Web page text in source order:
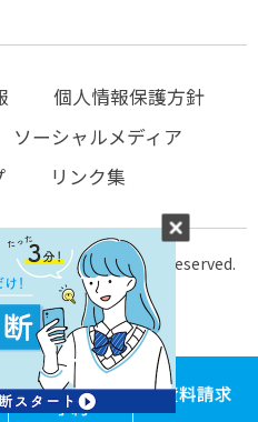
学校見学・個別相
体験入
個人情報保護方針
ソーシャルメディア
リンク集
All Rights Reserved.